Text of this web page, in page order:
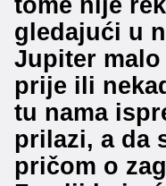
gledajući u
Jupiter
prije ili
tu nama
prilazi, a da
pričom o